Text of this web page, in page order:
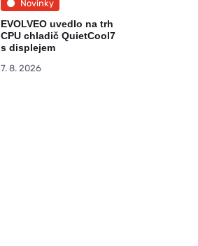
Novinky
EVOLVEO uvedlo na trh
CPU chladič QuietCool7
s displejem
7. 8. 2026